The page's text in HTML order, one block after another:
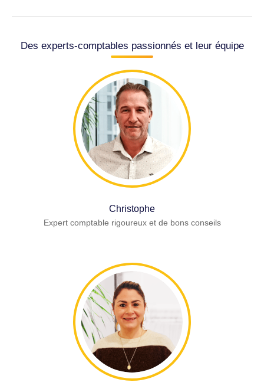
Des experts-comptables passionnés et leur équipe
Christophe
Expert comptable rigoureux et de bons conseils